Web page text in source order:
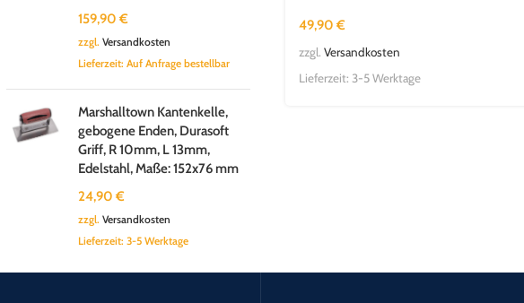
159,90€
zzgl. Versandkosten
Lieferzeit: Auf Anfrage bestellbar
Marshalltown Kantenkelle,
gebogene Enden, Durasoft
Griff, R 10mm, L 13mm,
Edelstahl, Maße: 152x76 mm
24,90€
zzgl. Versandkosten
Lieferzeit: 3-5 Werktage
49,90€
zzgl. Versandkosten
Lieferzeit: 3-5 Werktage